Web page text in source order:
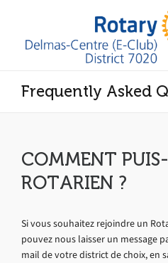
Frequently Asked
COMMENT
ROTARIEN ?
Si vous souhaitez rejoindre un
pouvez nous laisser un message
mail de votre district de choix, en